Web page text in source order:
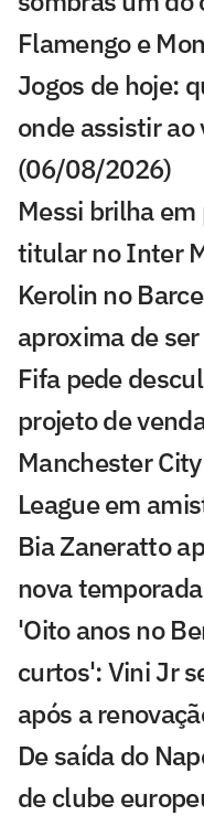
Flamengo e
Jogos de hoje:
onde assistir
(06/08/2026)
Messi brilha
titular no Inter
Kerolin no
aproxima de
Fifa pede
projeto de
Manchester
League em
Bia Zaneratto
nova
'Oito anos no
curtos': Vini Jr
após a
De saída do
de clube